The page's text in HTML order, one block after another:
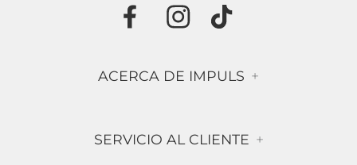
ACERCA DE IMPULS +
SERVICIO AL CLIENTE +